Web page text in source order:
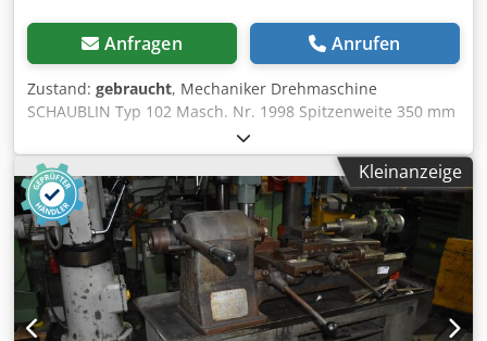
Anfragen Anrufen
Zustand: gebraucht, Mechaniker Drehmaschine
SCHAUBLIN Typ 102 Masch. Nr. 1998 Spitzenweite 350 mm
Bettlänge komplett ab Spindelkasten 635 mm
Drehdurchmesser über Bett 200 mm Spitzenhöhe über
Bett 102 mm Drehdurchmesser über Support 120 mm
Spitzenhöhe über Support 61 mm Spindelbohrung 18/20
mm Spindeldrehzahl Getriebestufe1 ca. 120 / 190 / 320
U/min. Spindeldrehzahl Getriebestufe2 ca. 590 / 970 / 1500
U/min. Futterflansch Außengewinde M38 x 3 mm
Reitstockinnenkegel MK 1 Antriebsmotor 0,55 kW, 920
U/min. Netzanschluß 380 Volt, 50 Hz - Spindeldrehzahl
Kleinanzeige